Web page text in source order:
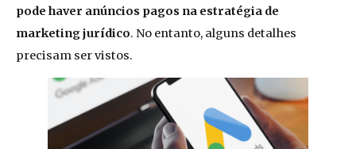
pode haver anúncios pagos na estratégia de
marketing jurídico. No entanto, alguns detalhes
precisam ser vistos.